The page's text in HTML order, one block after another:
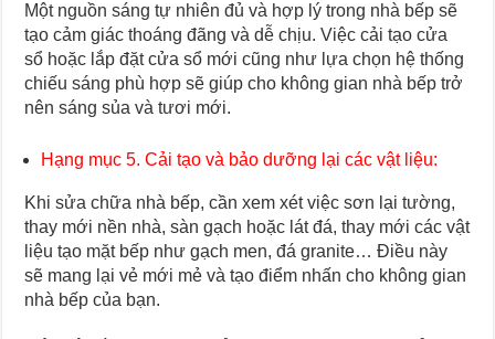
Một nguồn sáng tự nhiên đủ và hợp lý trong nhà bếp sẽ
tạo cảm giác thoáng đãng và dễ chịu. Việc cải tạo cửa
sổ hoặc lắp đặt cửa sổ mới cũng như lựa chọn hệ thống
chiếu sáng phù hợp sẽ giúp cho không gian nhà bếp trở
nên sáng sủa và tươi mới.
Hạng mục 5. Cải tạo và bảo dưỡng lại các vật liệu:
Khi sửa chữa nhà bếp, cần xem xét việc sơn lại tường,
thay mới nền nhà, sàn gạch hoặc lát đá, thay mới các vật
liệu tạo mặt bếp như gạch men, đá granite… Điều này
sẽ mang lại vẻ mới mẻ và tạo điểm nhấn cho không gian
nhà bếp của bạn.